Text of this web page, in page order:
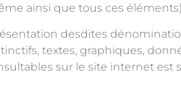
ainsi que tous ces
desdites
textes, graphiques,
sur le site internet